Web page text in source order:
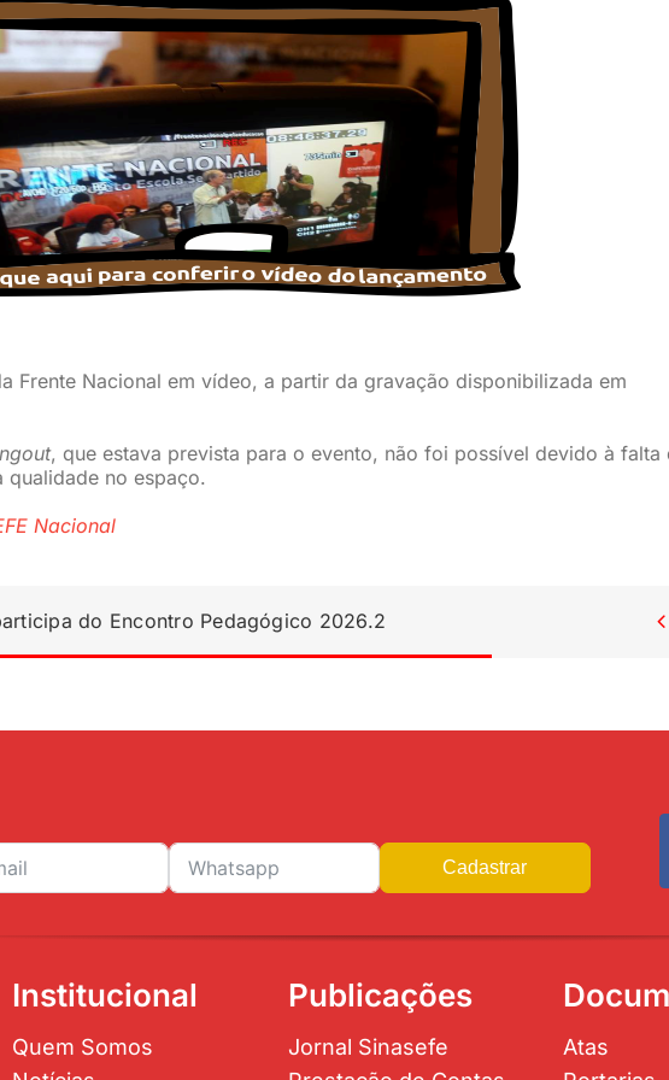
Frente Nacional em vídeo, a partir da gravação disponibilizada em
, que estava prevista para o evento, não foi possível devido à falta
qualidade no espaço.
Nacional
do Encontro Pedagógico 2026.2 
Cadastrar
Institucional
Quem Somos
Publicações
Jornal Sinasefe
Atas